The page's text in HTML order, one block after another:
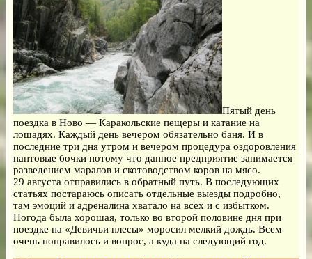
Пятый день
поездка в Ново — Каракольские пещеры и катание на
лошадях. Каждый день вечером обязательно баня. И в
последние три дня утром и вечером процедура оздоровления
пантовые бочки потому что данное предприятие занимается
разведением маралов и скотоводством коров на мясо.
29 августа отправились в обратный путь. В последующих
статьях постараюсь описать отдельные выезды подробно,
там эмоций и адреналина хватало на всех и с избытком.
Погода была хорошая, только во второй половине дня при
поездке на «Девичьи плесы» моросил мелкий дождь. Всем
очень понравилось и вопрос, а куда на следующий год.